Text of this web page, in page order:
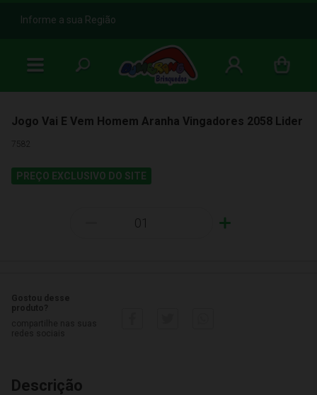
b
Informe a sua Região
Jogo Vai E Vem Homem Aranha Vingadores 2058 Lider
7582
PREÇO EXCLUSIVO DO SITE
+
Descrição